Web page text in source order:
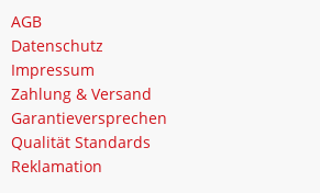
AGB
Datenschutz
Impressum
Zahlung & Versand
Garantieversprechen
Qualität Standards
Reklamation